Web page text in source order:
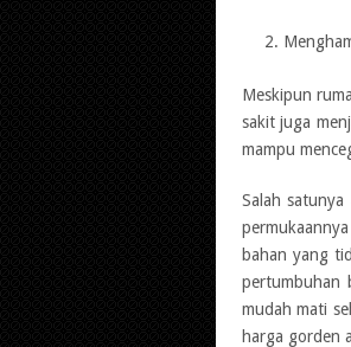
Meskipun
sakit juga
mampu
Salah
bahan yang
pertumbuhan
mudah mati
harga gorden